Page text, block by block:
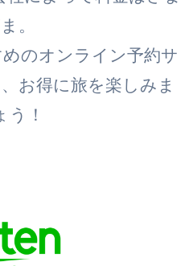
。
のオンライン予約サ
お得に旅を楽しみま
う！